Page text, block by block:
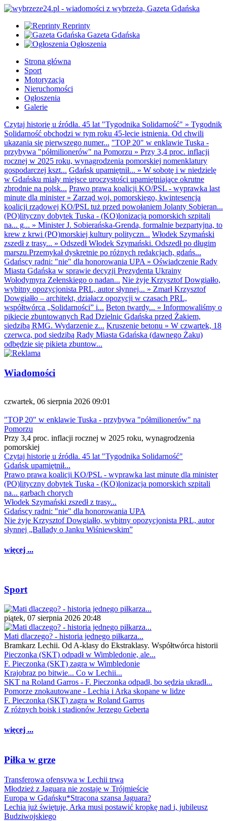
Reprinty
Gazeta Gdańska
Ogłoszenia
Strona główna
Sport
Motoryzacja
Nieruchomości
Ogłoszenia
Galerie
Czytaj historię u źródła. 45 lat "Tygodnika Solidarność" » Tygodnik
Solidarność obchodzi w tym roku 45-lecie istnienia. Od chwili
ukazania się pierwszego numer... "TOP 20" w enklawie Tuska -
przybywa "półmilionerów" na Pomorzu » Przy 3,4 proc. inflacji
rocznej w 2025 roku, wynagrodzenia pomorskiej nomenklatury
gospodarczej kszt... Gdańsk upamiętnił... » W sobotę i w niedzielę
w Gdańsku miały miejsce uroczystości upamiętniające okrutne
zbrodnie na polsk... Prawo prawa koalicji KO/PSL - wyprawka last
minute dla minister» Zarząd woj. pomorskiego, kwintesencja
koalicji rządowej KO/PSL tuż przed powołaniem Jolanty Sobieran...
(PO)lityczny dobytek Tuska - (KO)lonizacja pomorskich szpitali
na... g... » Minister J. Sobierańska-Grenda, formalnie bezpartyjna, to
krew z krwi (PO)morskiej kultury polityczn... Włodek Szymański
zszedł z trasy... » Odszedł Włodek Szymański. Odszedł po długim
marszu.Przemykał dyskretnie po różnych redakcjach, gdańs...
Gdańscy radni: "nie" dla honorowania UPA » Oświadczenie Rady
Miasta Gdańska w sprawie decyzji Prezydenta Ukrainy
Wołodymyra Zełenskiego o nadan... Nie żyje Krzysztof Dowgiałło,
wybitny opozycjonista PRL, autor słynnej... » Zmarł Krzysztof
Dowgiałło – architekt, działacz opozycji w czasach PRL,
współtwórca „Solidarności” i... Beton twardy... » Informowaliśmy o
pikiecie zbuntowanych Rad Dzielnic Gdańska przed Żakiem,
siedzibą RMG. Wydarzenie z... Kruszenie betonu » W czwartek, 18
czerwca, pod siedzibą Rady Miasta Gdańska (dawnego Żaku)
odbędzie się pikieta zbuntow...
Wiadomości
czwartek, 06 sierpnia 2026 09:01
"TOP 20" w enklawie Tuska - przybywa "półmilionerów" na
Pomorzu
Przy 3,4 proc. inflacji rocznej w 2025 roku, wynagrodzenia
pomorskiej
Czytaj historię u źródła. 45 lat "Tygodnika Solidarność"
Gdańsk upamiętnił...
Prawo prawa koalicji KO/PSL - wyprawka last minute dla minister
(PO)lityczny dobytek Tuska - (KO)lonizacja pomorskich szpitali
na... garbach chorych
Włodek Szymański zszedł z trasy...
Gdańscy radni: "nie" dla honorowania UPA
Nie żyje Krzysztof Dowgiałło, wybitny opozycjonista PRL, autor
słynnej „Ballady o Janku Wiśniewskim”
więcej ...
Sport
piątek, 07 sierpnia 2026 20:48
Mati dlaczego? - historia jednego piłkarza...
Bramkarz Lechii. Od A-klasy do Ekstraklasy. Współtwórca historii
Pieczonka (SKT) odpadł w Wimbledonie, ale...
F. Pieczonka (SKT) zagra w Wimbledonie
Krajobraz po bitwie... Co w Lechii...
SKT na Roland Garros - F. Pieczonka odpadł, bo sędzia ukradł...
Pomorze znokautowane - Lechia i Arka skopane w lidze
F. Pieczonka (SKT) zagra w Roland Garros
Z różnych boisk i stadionów Jerzego Geberta
więcej ...
Piłka w grze
Transferowa ofensywa w Lechii trwa
Młodzież z Jaguara nie zostaje w Trójmieście
Europa w Gdańsku*Stracona szansa Jaguara?
Lechia już świętuje, Arka musi postawić kropkę nad i, jubileusz
Budziwojskiego